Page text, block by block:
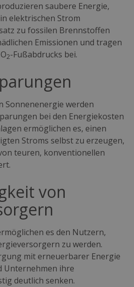
saubere Energie,
elektrischen Strom
zu fossilen Brennstoffen
Emissionen und tragen
2-Fußabdrucks bei.
Sonnenenergie werden
bei den Energiekosten
ermöglichen es, einen
Stroms selbst zu erzeugen,
teuren, konventionellen
von
es den Nutzern,
zu werden.
mit erneuerbarer Energie
Unternehmen ihre
deutlich senken.